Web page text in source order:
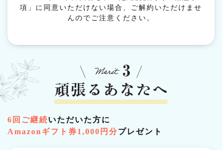
項」に同意いただけない場合、ご解約いただけませ
んのでご注意ください。
6回ご継続いただいた方に
Amazonギフト券1,000円分プレゼント